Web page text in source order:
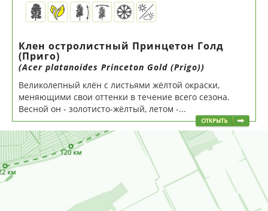
Клен остролистный Принцетон Голд
(Приго)
(Acer platanoides Princeton Gold (Prigo))
Великолепный клён с листьями жёлтой окраски,
меняющими свои оттенки в течение всего сезона.
Весной он - золотисто-жёлтый, летом -...